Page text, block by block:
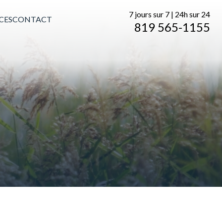
CONTACT
7 jours sur 7 | 24h sur 24
819 565-1155